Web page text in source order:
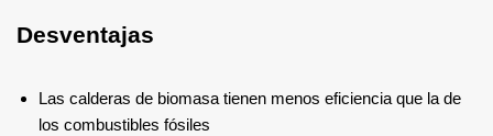
Desventajas
Las calderas de biomasa tienen menos eficiencia que la de
los combustibles fósiles